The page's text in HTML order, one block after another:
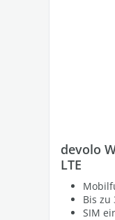
devolo
LTE
Bis zu
SIM